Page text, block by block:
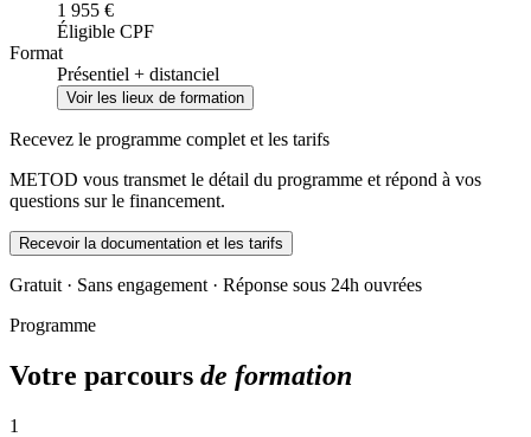
1 955 €
Éligible CPF
Format
Présentiel + distanciel
Voir les lieux de formation
Recevez le programme complet et les tarifs
METOD vous transmet le détail du programme et répond à vos
questions sur le financement.
Recevoir la documentation et les tarifs
Gratuit · Sans engagement · Réponse sous 24h ouvrées
Programme
Votre parcours de formation
1